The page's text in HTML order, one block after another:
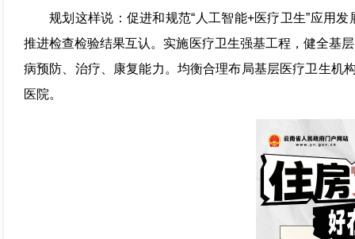
规划这样说：促进和规范“人工智能+医疗卫生”应用
推进检查检验结果互认。实施医疗卫生强基工程，健全基
病预防、治疗、康复能力。均衡合理布局基层医疗卫生机
医院。